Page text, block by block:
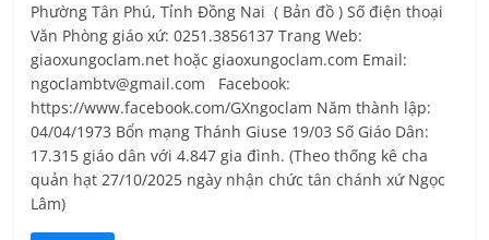
Phường Tân Phú, Tỉnh Ðồng Nai ( Bản đồ ) Số điện thoại
Văn Phòng giáo xứ: 0251.3856137 Trang Web:
giaoxungoclam.net hoặc giaoxungoclam.com Email:
ngoclambtv@gmail.com Facebook:
https://www.facebook.com/GXngoclam Năm thành lập:
04/04/1973 Bổn mạng Thánh Giuse 19/03 Số Giáo Dân:
17.315 giáo dân với 4.847 gia đình. (Theo thống kê cha
quản hạt 27/10/2025 ngày nhận chức tân chánh xứ Ngọc
Lâm)